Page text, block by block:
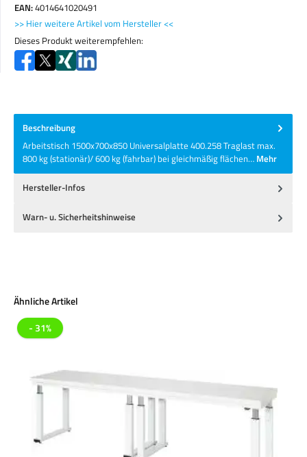
EAN:4014641020491
>> Hier weitere Artikel vom Hersteller <<
Dieses Produkt weiterempfehlen:
Beschreibung
Arbeitstisch 1500x700x850 Universalplatte 400.258 Traglast max.
800 kg (stationär)/ 600 kg (fahrbar) bei gleichmäßig flächen… Mehr
Hersteller-Infos
Warn- u. Sicherheitshinweise
Produktgalerie überspringen
Ähnliche Artikel
- 31%